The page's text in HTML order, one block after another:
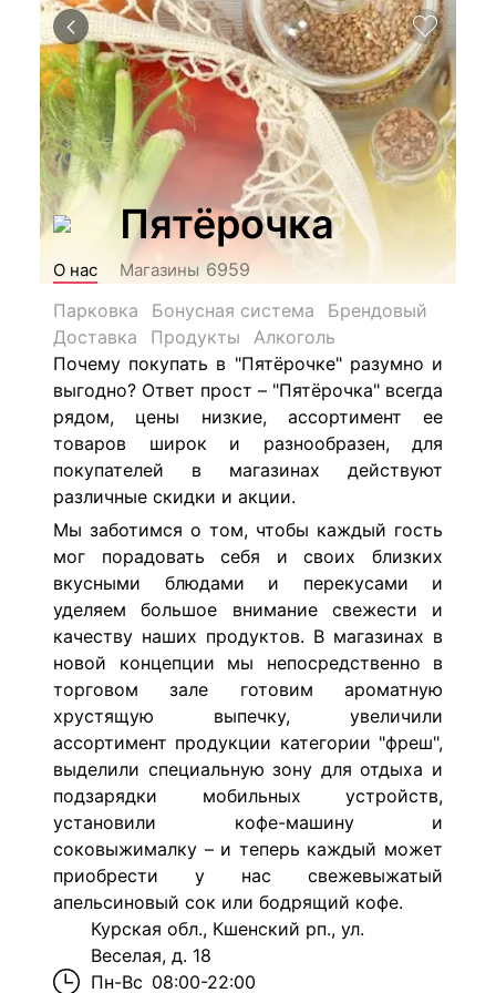
Пятёрочка
О нас Магазины 6959
Парковка
Бонусная система
Брендовый
Доставка
Продукты
Алкоголь
Почему покупать в "Пятёрочке" разумно и
выгодно? Ответ прост – "Пятёрочка" всегда
рядом, цены низкие, ассортимент ее
товаров широк и разнообразен, для
покупателей в магазинах действуют
различные скидки и акции.
Мы заботимся о том, чтобы каждый гость
мог порадовать себя и своих близких
вкусными блюдами и перекусами и
уделяем большое внимание свежести и
качеству наших продуктов. В магазинах в
новой концепции мы непосредственно в
торговом зале готовим ароматную
хрустящую выпечку, увеличили
ассортимент продукции категории "фреш",
выделили специальную зону для отдыха и
подзарядки мобильных устройств,
установили кофе-машину и
соковыжималку – и теперь каждый может
приобрести у нас свежевыжатый
апельсиновый сок или бодрящий кофе.
Курская обл., Кшенский рп., ул.
Веселая, д. 18
Пн-Вс 08:00-22:00